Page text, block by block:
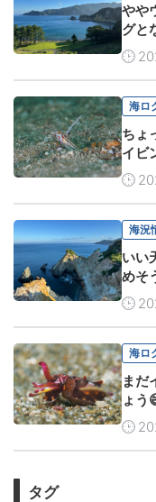
やや
グと
海ロ
ちょ
イビ
海況
いい
めそ
海ロ
まだ
ょう
タグ